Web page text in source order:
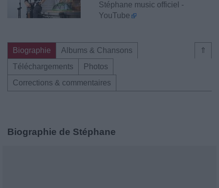
Stéphane music officiel -
YouTube
⇑
Biographie
Albums & Chansons
Téléchargements
Photos
Corrections & commentaires
Biographie de Stéphane